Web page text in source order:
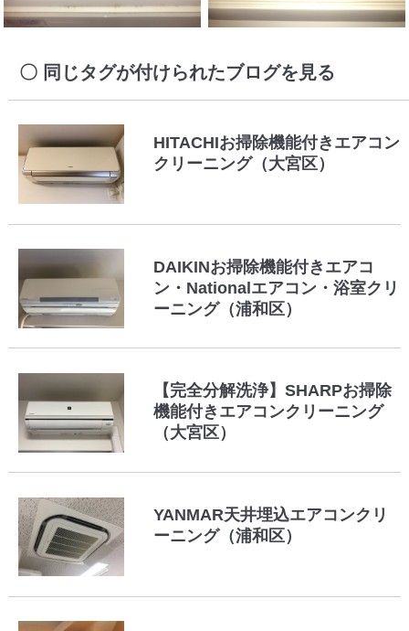
同じタグが付けられたブログを見る
HITACHIお掃除機能付きエアコン
クリーニング（大宮区）
DAIKINお掃除機能付きエアコ
ン・Nationalエアコン・浴室クリ
ーニング（浦和区）
【完全分解洗浄】SHARPお掃除
機能付きエアコンクリーニング
（大宮区）
YANMAR天井埋込エアコンクリ
ーニング（浦和区）